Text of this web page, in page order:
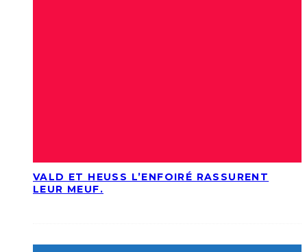
VALD ET HEUSS L’ENFOIRÉ RASSURENT
LEUR MEUF.